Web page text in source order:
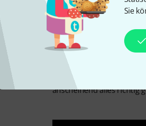
Sie
Nylonsaitengitarren sind
in die südamerikanische
Instrumente gibt es
ergonomischen
amerikanische
der Stage Guitar Edge
anscheinend alles richtig